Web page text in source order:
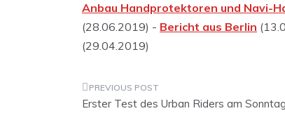
Anbau Handprotektoren und Navi-
(28.06.2019) - Bericht aus Berlin
(29.04.2019)
Beitragsnavigation
Erster Test des Urban Riders am Sonntag